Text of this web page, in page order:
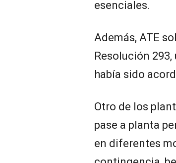
esenciales.
Además, ATE
Resolución
había sido
Otro de los
pase a planta
en diferentes